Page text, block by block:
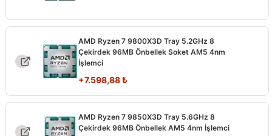
AMD Ryzen 7 9800X3D Tray 5.2GHz 8
Çekirdek 96MB Önbellek Soket AM5 4nm
İşlemci
+7.598,88₺
AMD Ryzen 7 9850X3D Tray 5.6GHz 8
Çekirdek 96MB Önbellek AM5 4nm İşlemci